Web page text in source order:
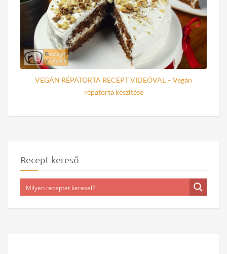
VEGÁN RÉPATORTA RECEPT VIDEÓVAL – Vegán
répatorta készítése
Recept kereső